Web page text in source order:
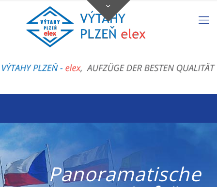
Panoramatische